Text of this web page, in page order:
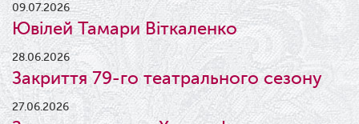
09.07.2026
Ювілей Тамари Віткаленко
28.06.2026
Закриття 79-го театрального сезону
27.06.2026